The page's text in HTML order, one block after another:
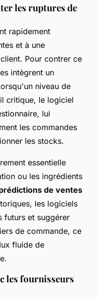
les ruptures de
rapidement
et à une
Pour contrer ce
intègrent un
niveau de
critique, le logiciel
lui
les commandes
les stocks.
essentielle
ou les ingrédients
de ventes
les logiciels
futurs et suggérer
de commande, ce
fluide de
les fournisseurs